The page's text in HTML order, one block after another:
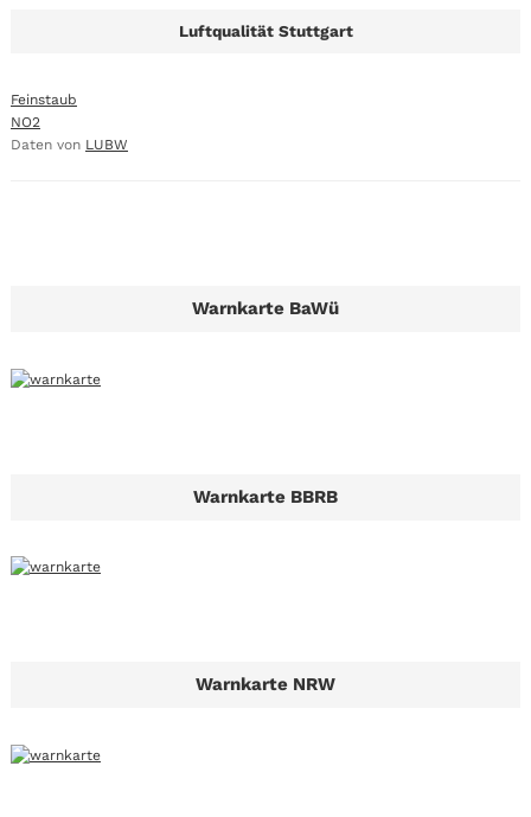
Luftqualität Stuttgart
Feinstaub
NO2
Daten von LUBW
Warnkarte BaWü
Warnkarte BBRB
Warnkarte NRW